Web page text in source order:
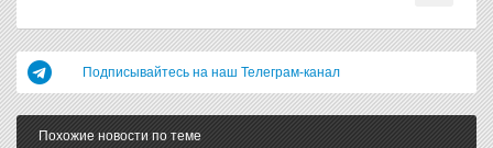
Подписывайтесь на наш Телеграм-канал
Похожие новости по теме